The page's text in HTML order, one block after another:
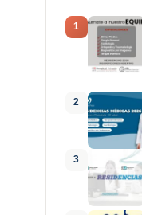
1
2
3